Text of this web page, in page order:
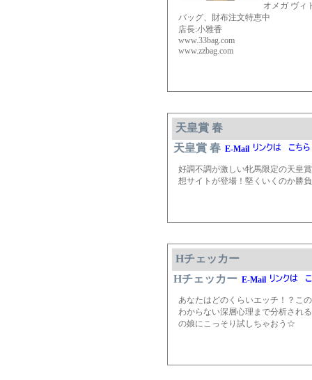
オメガ ヴィ
バッグ、財布注文特恵中
店長:小雅香
www.33bag.com
www.zzbag.com
天皇賞 春
天皇賞 春 E-Mail
好調不調が激しい牝馬限定の天皇
想サイトが登場！堅くいくのか勝
Hチェッカー
Hチェッカー E-Mail
あなたはどのくらいエッチ！？こ
わからない深層心理まで分析され
の娘にこっそり試しちゃおう☆